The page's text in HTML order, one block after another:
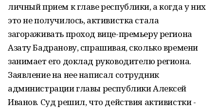
личный прием к главе республики, а когда у них
это не получилось, активистка стала
загораживать проход вице-премьеру региона
Азату Бадранову, спрашивая, сколько времени
занимает его доклад руководителю региона.
Заявление на нее написал сотрудник
администрации главы республики Алексей
Иванов. Суд решил, что действия активистки -